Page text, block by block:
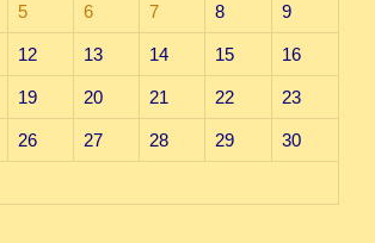
5 6 7 8 9
12 13 14 15 16
19 20 21 22 23
26 27 28 29 30